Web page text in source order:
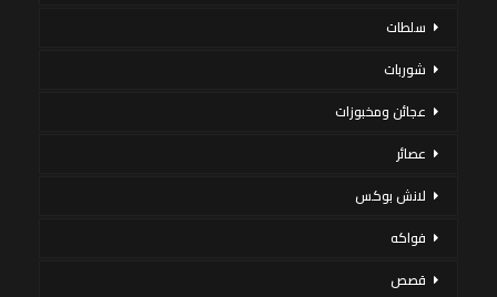
سلطات
شوربات
عجائن ومخبوزات
عصائر
لانش بوكس
فواكه
قصص